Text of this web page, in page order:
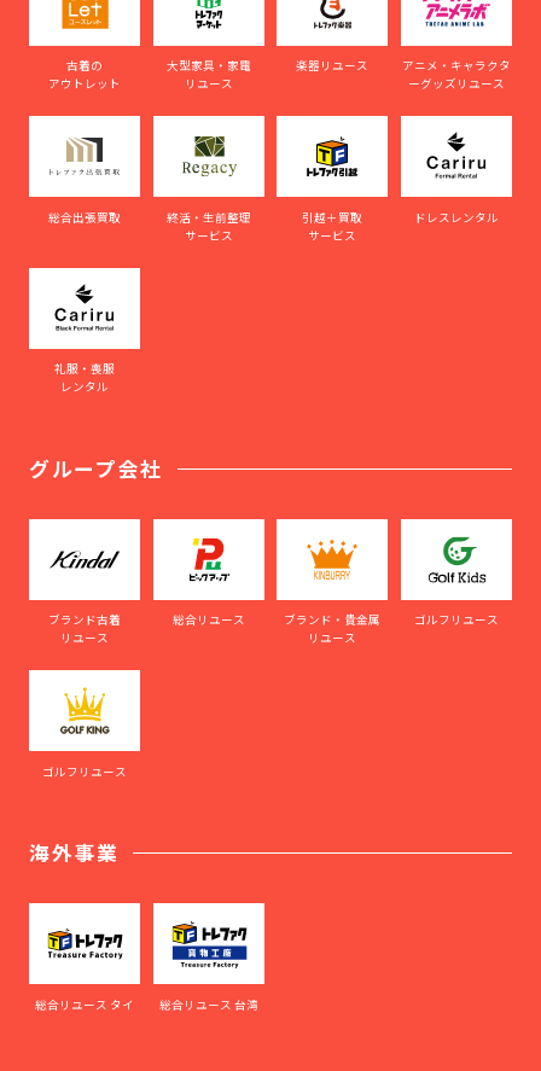
古着の
アウトレット
大型家具・家電
リユース
楽器リユース
アニメ・キャラクタ
ーグッズリユース
総合出張買取
終活・生前整理
サービス
引越＋買取
サービス
ドレスレンタル
礼服・喪服
レンタル
グループ会社
ブランド古着
リユース
総合リユース
ブランド・貴金属
リユース
ゴルフリユース
ゴルフリユース
海外事業
総合リユース タイ 総合リユース 台湾